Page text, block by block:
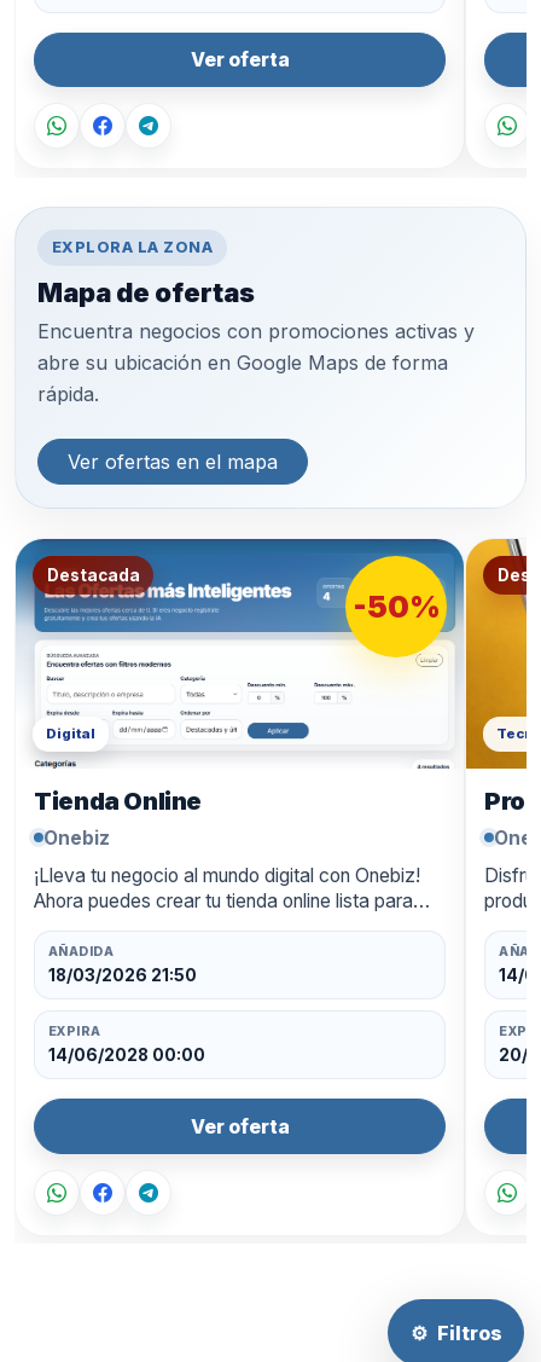
⚙ Filtros
Ver oferta
EXPLORA LA ZONA
Mapa de ofertas
Encuentra negocios con promociones activas y
abre su ubicación en Google Maps de forma
rápida.
Ver ofertas en el mapa
Destacada
-50%
Digital
Tienda Online
Onebiz
¡Lleva tu negocio al mundo digital con Onebiz!
Ahora puedes crear tu tienda online lista para
funcionar las 24 horas, con un diseño
profesional y pagos integrados. Aprovecha un
50…
AÑADIDA
18/03/2026 21:50
EXPIRA
14/06/2028 00:00
Ver oferta
14/
20/